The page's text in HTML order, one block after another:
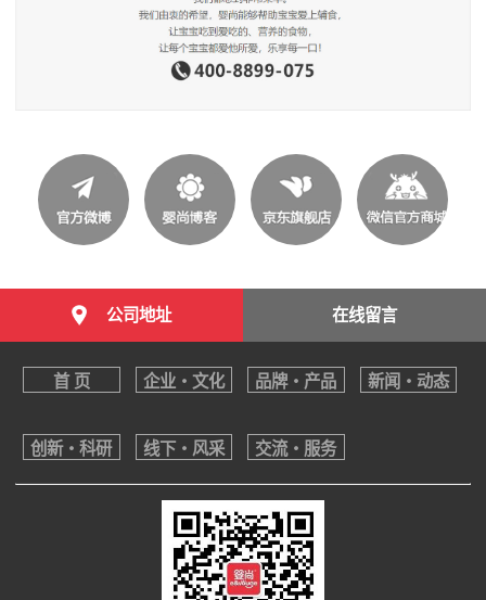
公司地址 在线留言
首 页 企业・文化 品牌・产品 新闻・动态
创新・科研 线下・风采 交流・服务